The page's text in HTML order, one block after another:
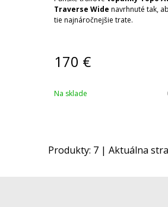
Traverse Wide navrhnuté tak,
tie najnáročnejšie trate.
170 €
Na sklade
Produkty: 7| Aktuálna